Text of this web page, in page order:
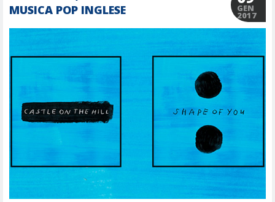
MUSICA POP INGLESE
GEN
2017